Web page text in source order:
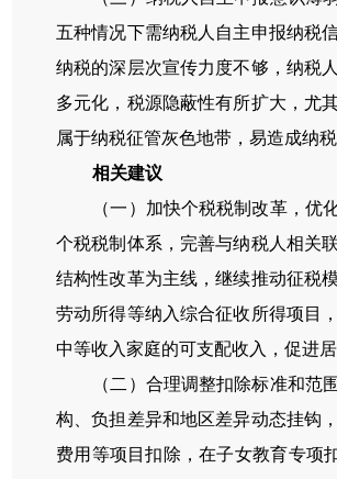
五种情况下需纳税人自主申报纳税
纳税的深层次宣传力度不够，纳税
多元化，税源隐蔽性有所扩大，尤
属于纳税征管灰色地带，易造成纳
相关建议
（一）加快个税税制改革，优化
个税税制体系，完善与纳税人相关
结构性改革为主线，继续推动征税
劳动所得等纳入综合征收所得项目
中等收入家庭的可支配收入，促进
（二）合理调整扣除标准和范围
构、负担差异和地区差异动态挂钩
费用等项目扣除，在子女教育专项